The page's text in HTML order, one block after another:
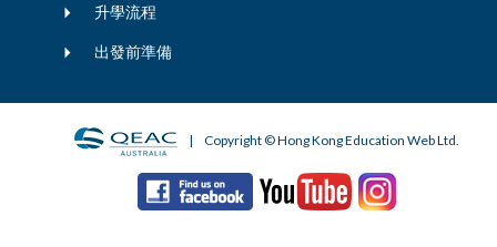
升學流程
出發前準備
| Copyright © Hong Kong Education Web Ltd.